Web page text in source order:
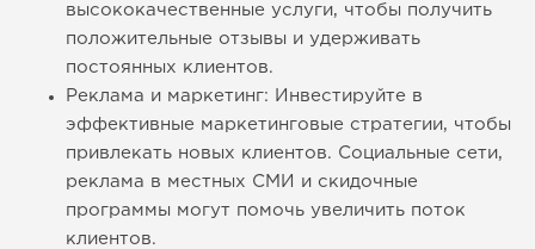
высококачественные услуги, чтобы получить
положительные отзывы и удерживать
постоянных клиентов.
Реклама и маркетинг: Инвестируйте в
эффективные маркетинговые стратегии, чтобы
привлекать новых клиентов. Социальные сети,
реклама в местных СМИ и скидочные
программы могут помочь увеличить поток
клиентов.